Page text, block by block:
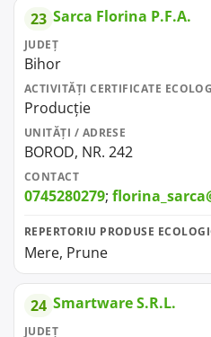
23 Sarca Florina P.F.A.
JUDEȚ
Bihor
ACTIVITĂȚI CERTIFICATE
Producție
UNITĂȚI / ADRESE
BOROD, NR. 242
CONTACT
0745280279;
REPERTORIU PRODUSE
Mere, Prune
24 Smartware S.R.L.
JUDEȚ